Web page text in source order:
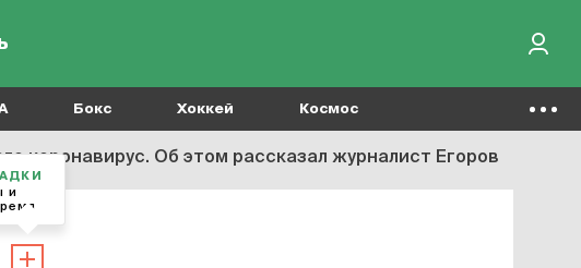
Бокс Хоккей Космос
коронавирус. Об этом рассказал журналист Егоров
и